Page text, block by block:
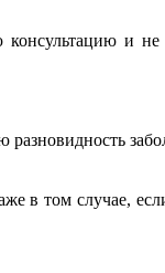
консультацию и
в том случае,